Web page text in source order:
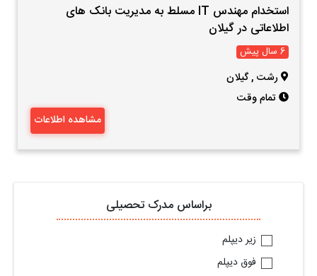
براساس مدرک تحصیلی
زیر دیپلم
فوق دیپلم
استخدام مهندس IT مسلط به مدیریت بانک های
اطلاعاتی در گیلان
6 سال پیش
رشت ,گیلان
تمام وقت
مشاهده اطلاعات